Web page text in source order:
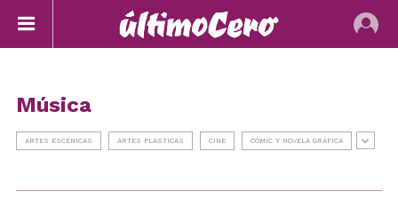
Música
ARTES ESCÉNICAS ARTES PLÁSTICAS CINE CÓMIC Y NOVELA GRÁFICA